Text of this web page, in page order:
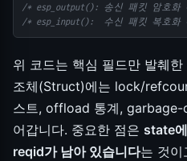
/* esp_output(): 송신 패킷 암호화
/* esp_input():  수신 패킷 복호화
위 코드는 핵심 필드만 발췌
조체(Struct)에는 lock/
스트, offload 통계,
어갑니다. 중요한 점은 state
reqid가 남아 있습니다는 것이